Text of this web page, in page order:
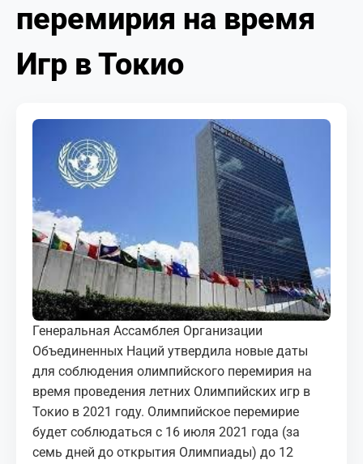
ДОКУМЕНТЫ
ПЕРСОНАЛИИ
КОРТЫ
КОНТАКТЫ
UZ-PIN
перемирия на время
Игр в Токио
Генеральная Ассамблея Организации
Объединенных Наций утвердила новые даты
для соблюдения олимпийского перемирия на
время проведения летних Олимпийских игр в
Токио в 2021 году. Олимпийское перемирие
будет соблюдаться с 16 июля 2021 года (за
семь дней до открытия Олимпиады) до 12